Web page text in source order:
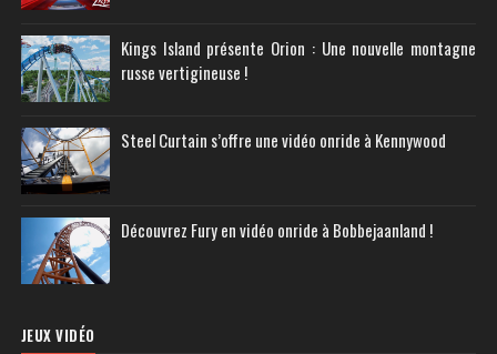
Kings Island présente Orion : Une nouvelle montagne
russe vertigineuse !
Steel Curtain s’offre une vidéo onride à Kennywood
Découvrez Fury en vidéo onride à Bobbejaanland !
JEUX VIDÉO